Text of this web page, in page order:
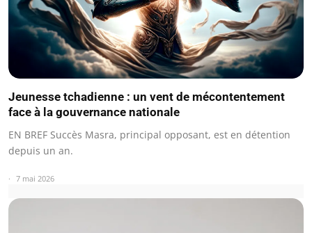
Jeunesse tchadienne : un vent de mécontentement
face à la gouvernance nationale
EN BREF Succès Masra, principal opposant, est en détention
depuis un an.
7 mai 2026